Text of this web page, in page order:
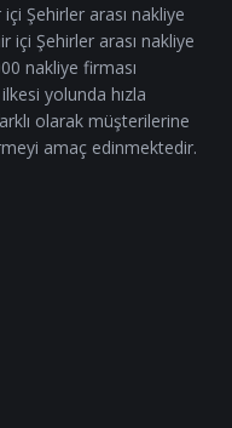
Şehirler arası nakliye
içi Şehirler arası nakliye
nakliye firması
yolunda hızla
olarak müşterilerine
amaç edinmektedir.